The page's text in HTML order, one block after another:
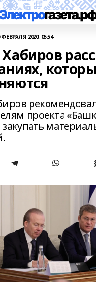
ФЕВРАЛЯ 2020, 05:54
рекомендовал
проекта